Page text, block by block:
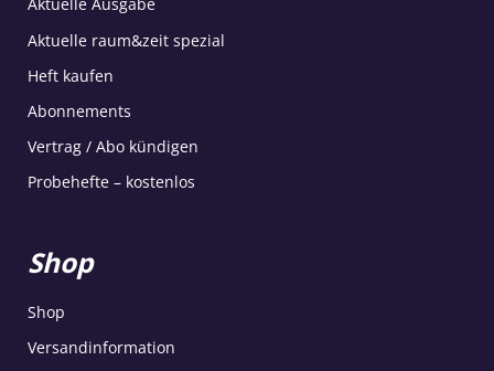
Aktuelle raum&zeit spezial
Heft kaufen
Abonnements
Vertrag / Abo kündigen
Probehefte – kostenlos
Shop
Shop
Versandinformation